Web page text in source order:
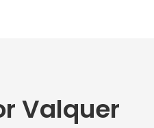
Valquer